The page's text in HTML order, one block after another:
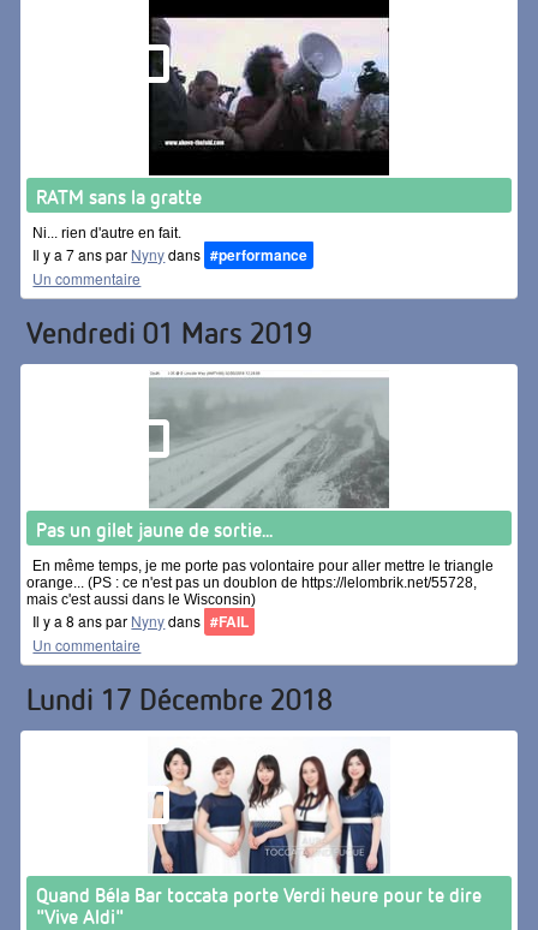
RATM sans la gratte
Ni... rien d'autre en fait.
Il y a 7 ans par Nynydans #performance
Un commentaire
Vendredi 01 Mars 2019
Pas un gilet jaune de sortie...
En même temps, je me porte pas volontaire pour aller mettre le triangle
orange... (PS : ce n'est pas un doublon de https://lelombrik.net/55728,
mais c'est aussi dans le Wisconsin)
Il y a 8 ans par Nynydans #FAIL
Un commentaire
Lundi 17 Décembre 2018
Quand Béla Bar toccata porte Verdi heure pour te dire
"Vive Aldi"